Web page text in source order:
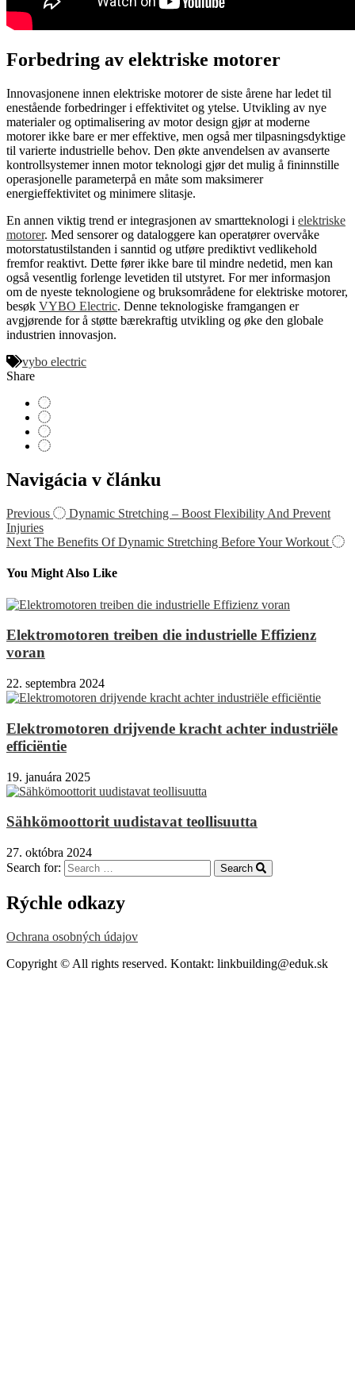
Forbedring av elektriske motorer
Innovasjonene innen elektriske motorer de siste årene har ledet til
enestående forbedringer i effektivitet og ytelse. Utvikling av nye
materialer og optimalisering av motor design gjør at moderne
motorer ikke bare er mer effektive, men også mer tilpasningsdyktige
til varierte industrielle behov. Den økte anvendelsen av avanserte
kontrollsystemer innen motor teknologi gjør det mulig å fininnstille
operasjonelle parameterpå en måte som maksimerer
energieffektivitet og minimere slitasje.
En annen viktig trend er integrasjonen av smartteknologi i elektriske
motorer. Med sensorer og dataloggere kan operatører overvåke
motorstatustilstanden i sanntid og utføre prediktivt vedlikehold
fremfor reaktivt. Dette fører ikke bare til mindre nedetid, men kan
også vesentlig forlenge levetiden til utstyret. For mer informasjon
om de nyeste teknologiene og bruksområdene for elektriske motorer,
besøk VYBO Electric. Denne teknologiske framgangen er
avgjørende for å støtte bærekraftig utvikling og øke den globale
industrien innovasjon.
vybo electric
Share
Navigácia v článku
Previous
Dynamic Stretching – Boost Flexibility And Prevent
Injuries
Next The Benefits Of Dynamic Stretching Before Your Workout
You Might Also Like
Elektromotoren treiben die industrielle Effizienz
voran
22. septembra 2024
Elektromotoren drijvende kracht achter industriële
efficiëntie
19. januára 2025
Sähkömoottorit uudistavat teollisuutta
27. októbra 2024
Search for:
Search
Rýchle odkazy
Ochrana osobných údajov
Copyright © All rights reserved. Kontakt: linkbuilding@eduk.sk